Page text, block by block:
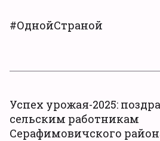
#ОднойСтраной
Успех урожая-2025:
сельским работникам
Серафимовичского